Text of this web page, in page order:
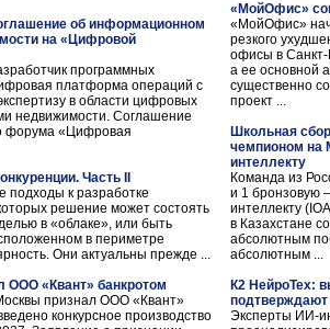
об информационном
на «Цифровой
программных
платформа операций с
в области цифровых
недвижимости. Соглашение
форума «Цифровая
Часть II
подходы к разработке
решение может состоять
в «облаке», или быть
в периметре
Они актуальны прежде ...
ООО «Квант» банкротом
признал ООО «Квант»
конкурсное производство
«МойОфис»
«МойОфис»
резкого
офисы в
а ее основной
существенно
проект ...
Школьная
чемпионом на
интеллекту
Команда из
и 1 бронзовую
интеллекту
в Казахстане
абсолютным
абсолютным ...
К2 НейроТех:
подтверждают
Эксперты ИИ-